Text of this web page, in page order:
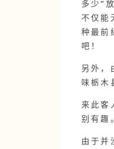
多少”
不仅能
种最前
吧！
另外，
味栃木
来此客
别有趣
由于并